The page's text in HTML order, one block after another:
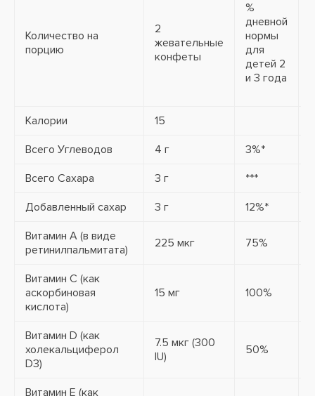
Количество на
порцию
2
жевательные
конфеты
%
дневной
нормы
для
детей 2
и 3 года
Калории 15
Всего Углеводов 4 г 3%*
Всего Сахара 3 г ***
Добавленный сахар 3 г 12%*
Витамин А (в виде
ретинилпальмитата)
225 мкг 75%
Витамин С (как
аскорбиновая
кислота)
15 мг 100%
Витамин D (как
холекальциферол
D3)
7.5 мкг (300
IU)
50%
Витамин E (как